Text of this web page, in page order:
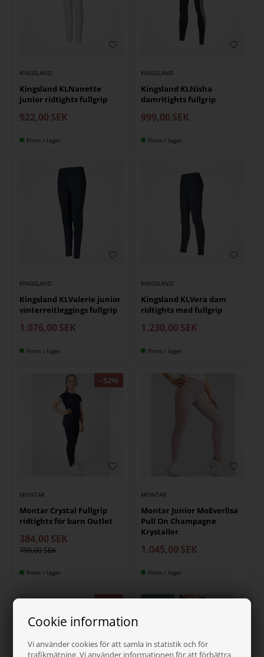
Cookie information
Vi använder cookies för att samla in statistik och för
trafikmätning. Vi använder informationen för att förbättra
KINGSLAND
Kingsland KLNanette
junior ridtights fullgrip
922,00 SEK
Finns i lager
KINGSLAND
Kingsland KLNisha
damritights fullgrip
999,00 SEK
Finns i lager
KINGSLAND
Kingsland KLValerie junior
vinterreitleggings fullgrip
1.076,00 SEK
Finns i lager
KINGSLAND
Kingsland KLVera dam
ridtights med fullgrip
1.230,00 SEK
Finns i lager
MONTAR
Montar Crystal Fullgrip
ridtights för barn Outlet
384,00 SEK
799,00
Finns i lager
MONTAR
Montar Junior MoEverlisa
Pull On Champagne
Krystaller
1.045,00 SEK
Finns i lager
NYHET